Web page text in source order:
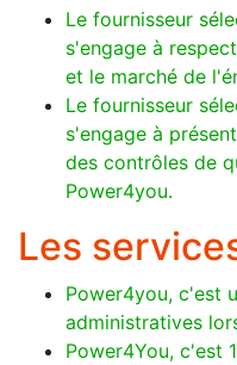
Le fournisseur
s'engage à
et le marché de
Le fournisseur
s'engage à
des contrôles de
Power4you.
Les
Power4you, c'est
administratives
Power4You, c'est